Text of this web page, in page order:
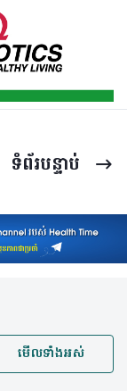
ទំព័រ​បន្ទាប់
មើលទាំងអស់